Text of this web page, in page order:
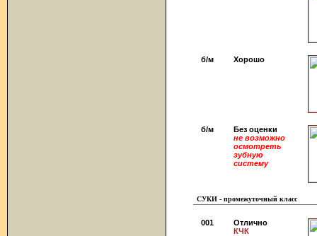
б/м Хорошо
б/м
Без оценки
не возможно
осмотреть
зубную
систему
СУКИ - промежуточный класс
001
Отлично
КЧК